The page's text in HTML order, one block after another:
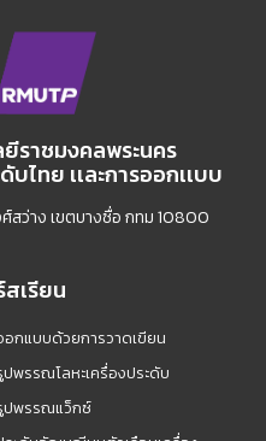
ราชมงคลพระนคร
ทย เเละการออกเเบบ
ศ์สว่าง เขตบางซื่อ กทม 10800
เรียน
อกแบบด้วยการวาดเขียน
ปพรรณโลหะเครื่องประดับ
ปพรรณแว็กซ์